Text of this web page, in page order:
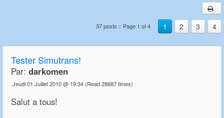
1 2 3 4
37 posts :: Page 1 of 4
Tester Simutrans!
Par: darkomen
Jeudi 01 Juillet 2010 @ 19:34 (Read 28687 times)
Salut a tous!